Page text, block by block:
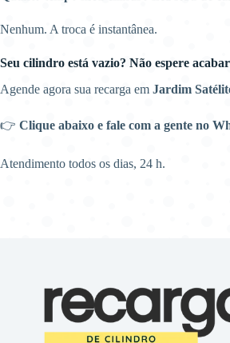
Nenhum. A troca é instantânea.
Seu cilindro está vazio? Não espere
Agende agora sua recarga em Jardim
👉 Clique abaixo e fale com a gente no
Atendimento todos os dias, 24 h.